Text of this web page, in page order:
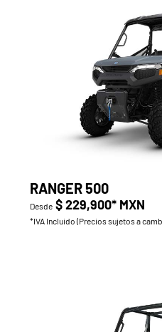
RANGER 500
Desde $ 229,900* MXN
*IVA Incluido (Precios sujetos a